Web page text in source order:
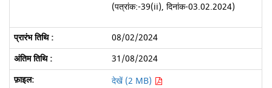
(पत्रांक:-39(ii), दिनांक-03.02.2024)
08/02/2024
31/08/2024
देखें (2 MB)